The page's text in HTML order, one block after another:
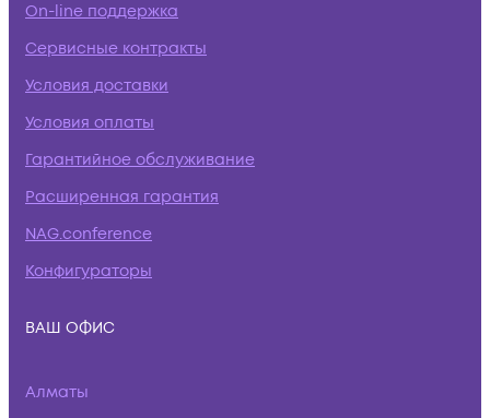
On-line поддержка
Сервисные контракты
Условия доставки
Условия оплаты
Гарантийное обслуживание
Расширенная гарантия
NAG.conference
Конфигураторы
ВАШ ОФИС
Алматы